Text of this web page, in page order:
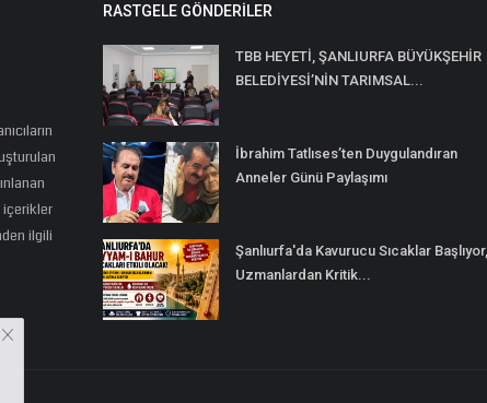
içerikler
ilgili
RASTGELE GÖNDERILER
TBB HEYETİ, ŞANLIURFA BÜYÜKŞEHİR
BELEDİYESİ’NİN TARIMSAL...
İbrahim Tatlıses’ten Duygulandıran
Anneler Günü Paylaşımı
Şanlıurfa'da Kavurucu Sıcaklar Başlıyor,
Uzmanlardan Kritik...